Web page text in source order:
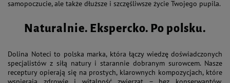
samopoczucie, ale także dłuższe i szczęśliwsze życie Twojego pupila.
Naturalnie. Ekspercko. Po polsku.
Dolina Noteci to polska marka, która łączy wiedzę doświadczonych
specjalistów z siłą natury i starannie dobranym surowcem. Nasze
receptury opierają się na prostych, klarownych kompozycjach, które